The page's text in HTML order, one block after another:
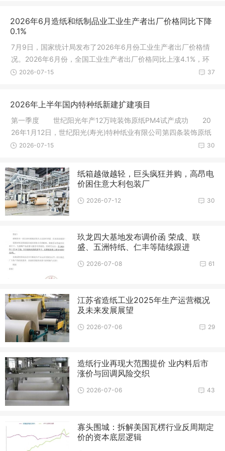
2026年6月造纸和纸制品业工业生产者出厂价格同比下降
0.1%
7月9日，国家统计局发布了2026年6月份工业生产者出厂价格情
况。2026年6月份，全国工业生产者出厂价格同比上涨4.1%，环
比下降0.3%
37
2026-07-15
2026年上半年国内特种纸新建扩建项目
第一季度 世纪阳光年产12万吨装饰原纸PM4试产成功 20
26年1月12日，世纪阳光(寿光)特种纸业有限公司第四条装饰原纸
生产线成
30
2026-07-15
纸箱越做越轻，巨头疯狂并购，高昂电
价困住意大利包装厂
30
2026-07-12
玖龙四大基地发布调价函 荣成、联
盛、五洲特纸、仁丰等陆续跟进
61
2026-07-08
江苏省造纸工业2025年生产运营概况
及未来发展展望
29
2026-07-06
造纸行业再现大范围提价 业内料后市
涨价与回调风险交织
43
2026-07-06
寡头围城：拆解美国瓦楞行业反周期定
价的资本底层逻辑